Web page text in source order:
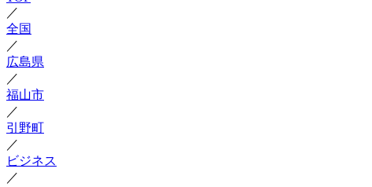
／
全国
／
広島県
／
福山市
／
引野町
／
ビジネス
／